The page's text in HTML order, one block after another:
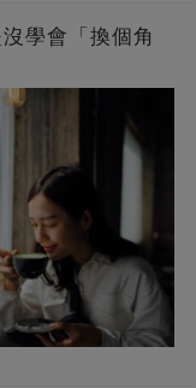
學會「換個角